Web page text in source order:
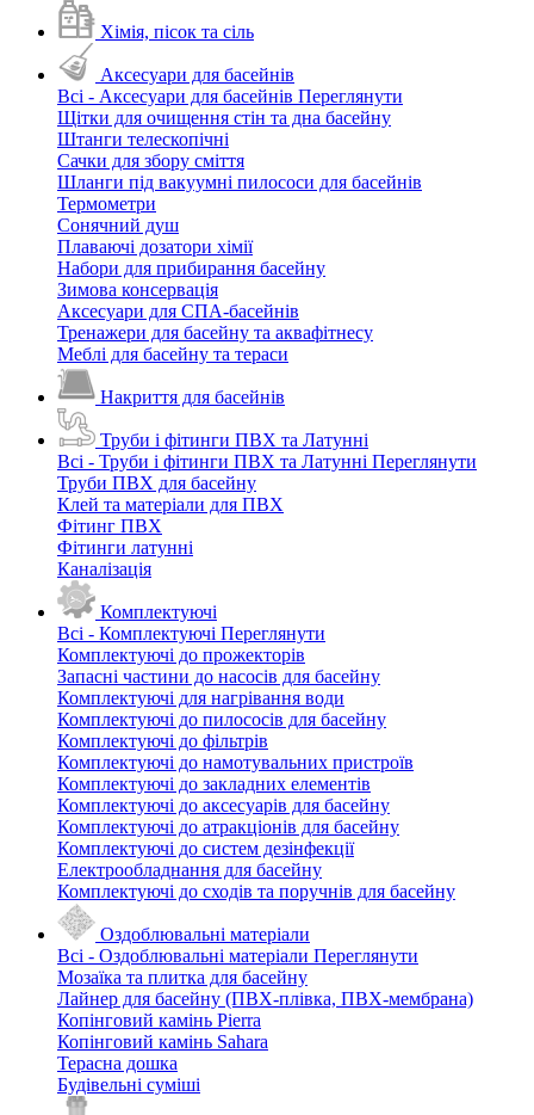
Хімія, пісок та сіль
Аксесуари для басейнів
Всі - Аксесуари для басейнів Переглянути
Щітки для очищення стін та дна басейну
Штанги телескопічні
Сачки для збору сміття
Шланги під вакуумні пилососи для басейнів
Термометри
Сонячний душ
Плаваючі дозатори хімії
Набори для прибирання басейну
Зимова консервація
Аксесуари для СПА-басейнів
Тренажери для басейну та аквафітнесу
Меблі для басейну та тераси
Накриття для басейнів
Труби і фітинги ПВХ та Латунні
Всі - Труби і фітинги ПВХ та Латунні Переглянути
Труби ПВХ для басейну
Клей та матеріали для ПВХ
Фітинг ПВХ
Фітинги латунні
Каналізація
Комплектуючі
Всі - Комплектуючі Переглянути
Комплектуючі до прожекторів
Запасні частини до насосів для басейну
Комплектуючі для нагрівання води
Комплектуючі до пилососів для басейну
Комплектуючі до фільтрів
Комплектуючі до намотувальних пристроїв
Комплектуючі до закладних елементів
Комплектуючі до аксесуарів для басейну
Комплектуючі до атракціонів для басейну
Комплектуючі до систем дезінфекції
Електрообладнання для басейну
Комплектуючі до сходів та поручнів для басейну
Оздоблювальні матеріали
Всі - Оздоблювальні матеріали Переглянути
Мозаїка та плитка для басейну
Лайнер для басейну (ПВХ-плівка, ПВХ-мембрана)
Копінговий камінь Pierra
Копінговий камінь Sahara
Терасна дошка
Будівельні суміші